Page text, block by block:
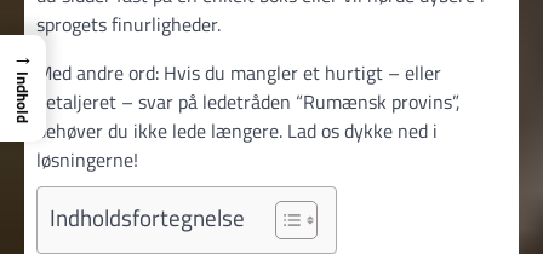
sprogets finurligheder.
Med andre ord: Hvis du mangler et hurtigt – eller
detaljeret – svar på ledetråden “Rumænsk provins”,
behøver du ikke lede længere. Lad os dykke ned i
løsningerne!
Indholdsfortegnelse
→
Indhold